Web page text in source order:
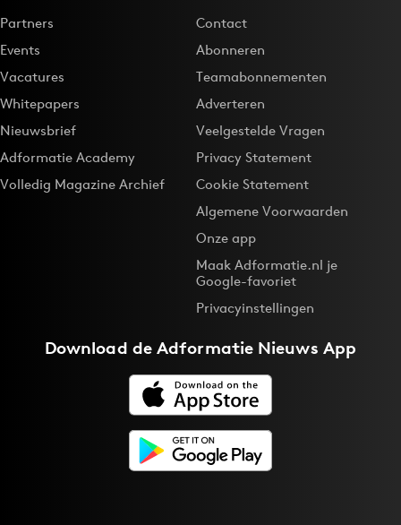
Partners
Events
Vacatures
Whitepapers
Nieuwsbrief
Adformatie Academy
Volledig Magazine Archief
Contact
Abonneren
Teamabonnementen
Adverteren
Veelgestelde Vragen
Privacy Statement
Cookie Statement
Algemene Voorwaarden
Onze app
Maak Adformatie.nl je
Google-favoriet
Privacyinstellingen
Download deAdformatie Nieuws App